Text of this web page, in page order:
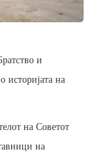
и
историјата на
на Советот
на